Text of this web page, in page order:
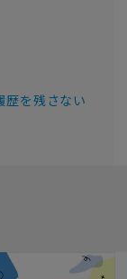
歴を残さない